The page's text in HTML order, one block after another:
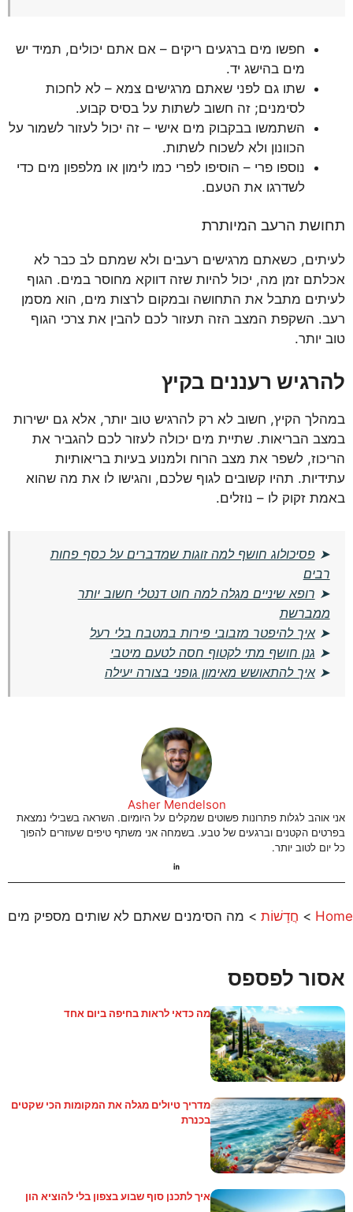
חפשו מים ברגעים ריקים – אם אתם יכולים, תמיד יש
מים בהישג יד.
שתו גם לפני שאתם מרגישים צמא – לא לחכות
לסימנים; זה חשוב לשתות על בסיס קבוע.
השתמשו בבקבוק מים אישי – זה יכול לעזור לשמור על
הכוונון ולא לשכוח לשתות.
נוספו פרי – הוסיפו לפרי כמו לימון או מלפפון מים כדי
לשדרגו את הטעם.
תחושת הרעב המיותרת
לעיתים, כשאתם מרגישים רעבים ולא שמתם לב כבר לא
אכלתם זמן מה, יכול להיות שזה דווקא מחוסר במים. הגוף
לעיתים מתבל את התחושה ובמקום לרצות מים, הוא מסמן
רעב. השקפת המצב הזה תעזור לכם להבין את צרכי הגוף
טוב יותר.
להרגיש רעננים בקיץ
במהלך הקיץ, חשוב לא רק להרגיש טוב יותר, אלא גם ישירות
במצב הבריאות. שתיית מים יכולה לעזור לכם להגביר את
הריכוז, לשפר את מצב הרוח ולמנוע בעיות בריאותיות
עתידיות. תהיו קשובים לגוף שלכם, והגישו לו את מה שהוא
באמת זקוק לו – נוזלים.
➤פסיכולוג חושף למה זוגות שמדברים על כסף פחות
רבים
➤ רופא שיניים מגלה למה חוט דנטלי חשוב יותר
ממברשת
➤איך להיפטר מזבובי פירות במטבח בלי רעל
➤ גנן חושף מתי לקטוף חסה לטעם מיטבי
➤איך להתאושש מאימון גופני בצורה יעילה
Asher Mendelson
אני אוהב לגלות פתרונות פשוטים שמקלים על היומיום. השראה בשבילי נמצאת
בפרטים הקטנים וברגעים של טבע. בשמחה אני משתף טיפים שעוזרים להפוך
כל יום לטוב יותר.
Home
> חֲדָשׁוֹת > מה הסימנים שאתם לא שותים מספיק מים
אסור לפספס
מה כדאי לראות בחיפה ביום אחד
מדריך טיולים מגלה את המקומות הכי שקטים
בכנרת
איך לתכנן סוף שבוע בצפון בלי להוציא הון